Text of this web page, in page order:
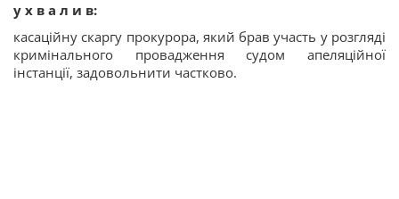
у х в а л и в:
касаційну скаргу прокурора, який брав участь у розгляді
кримінального провадження судом апеляційної
інстанції, задовольнити частково.